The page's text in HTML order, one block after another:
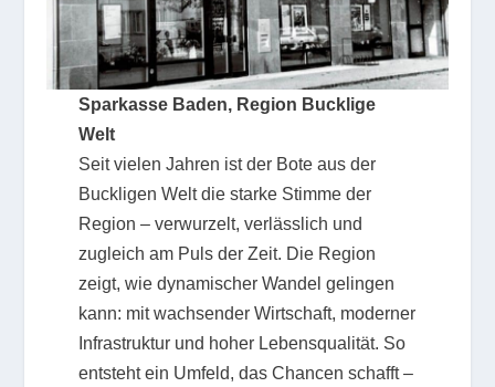
Sparkasse Baden, Region Bucklige
Welt
Seit vielen Jahren ist der Bote aus der
Buckligen Welt die starke Stimme der
Region – verwurzelt, verlässlich und
zugleich am Puls der Zeit. Die Region
zeigt, wie dynamischer Wandel gelingen
kann: mit wachsender Wirtschaft, moderner
Infrastruktur und hoher Lebensqualität. So
entsteht ein Umfeld, das Chancen schafft –